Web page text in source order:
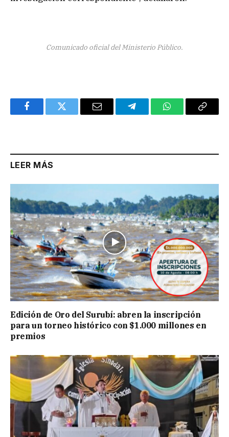
Comunicado oficial del Ministerio Público.
FacebookTwitter Email TelegramWhatsAppCopy
LEER MÁS
Edición de Oro del Surubí: abren la inscripción
para un torneo histórico con $1.000 millones en
premios